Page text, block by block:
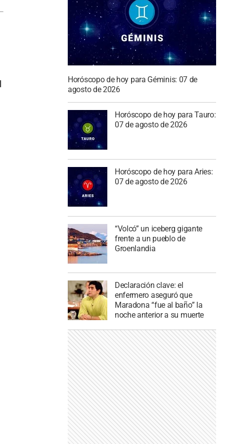
Horóscopo de hoy para Géminis: 07 de
agosto de 2026
Horóscopo de hoy para Tauro:
07 de agosto de 2026
Horóscopo de hoy para Aries:
07 de agosto de 2026
“Volcó” un iceberg gigante
frente a un pueblo de
Groenlandia
Declaración clave: el
enfermero aseguró que
Maradona “fue al baño” la
noche anterior a su muerte